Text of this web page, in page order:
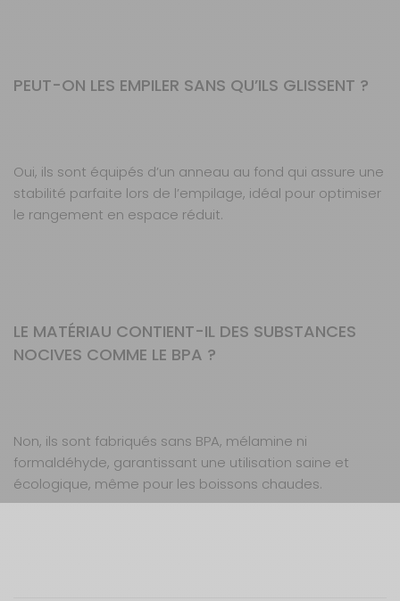
PEUT-ON LES EMPILER SANS QU’ILS GLISSENT ?
Oui, ils sont équipés d’un anneau au fond qui assure une
stabilité parfaite lors de l’empilage, idéal pour optimiser
le rangement en espace réduit.
LE MATÉRIAU CONTIENT-IL DES SUBSTANCES
NOCIVES COMME LE BPA ?
Non, ils sont fabriqués sans BPA, mélamine ni
formaldéhyde, garantissant une utilisation saine et
écologique, même pour les boissons chaudes.